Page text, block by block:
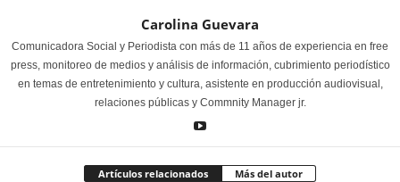
Carolina Guevara
Comunicadora Social y Periodista con más de 11 años de experiencia en free
press, monitoreo de medios y análisis de información, cubrimiento periodístico
en temas de entretenimiento y cultura, asistente en producción audiovisual,
relaciones públicas y Commnity Manager jr.
Artículos relacionados Más del autor